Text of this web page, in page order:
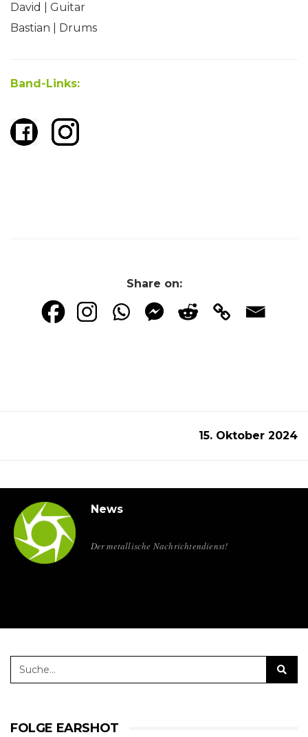
David | Guitar
Bastian | Drums
Band-Links:
Share on:
15. Oktober 2024
News
Der metallische Nachrichtendienst!
FOLGE EARSHOT